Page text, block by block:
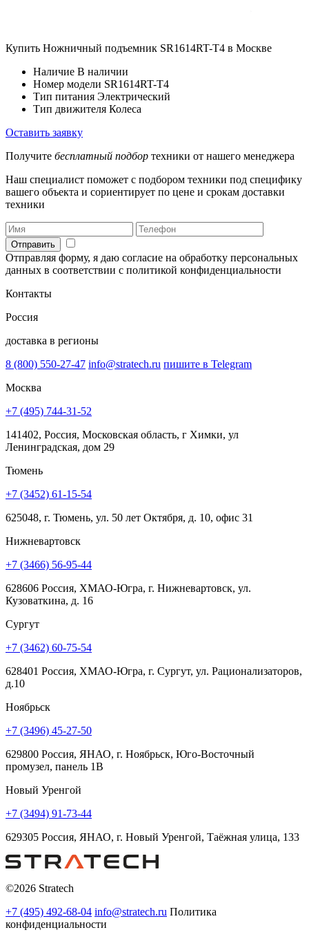
Купить Ножничный подъемник SR1614RT-Т4 в Москве
Наличие В наличии
Номер модели SR1614RT-Т4
Тип питания Электрический
Тип движителя Колеса
Оставить заявку
Получите бесплатный подбор техники от нашего менеджера
Наш специалист поможет с подбором техники под специфику
вашего объекта и сориентирует по цене и срокам доставки
техники
Отправить
Отправляя форму, я даю согласие на обработку персональных
данных в соответствии с политикой конфиденциальности
Контакты
Россия
доставка в регионы
8 (800) 550-27-47 info@stratech.ru пишите в Telegram
Москва
+7 (495) 744-31-52
141402, Россия, Московская область, г Химки, ул
Ленинградская, дом 29
Тюмень
+7 (3452) 61-15-54
625048, г. Тюмень, ул. 50 лет Октября, д. 10, офис 31
Нижневартовск
+7 (3466) 56-95-44
628606 Россия, ХМАО-Югра, г. Нижневартовск, ул.
Кузоваткина, д. 16
Сургут
+7 (3462) 60-75-54
628401 Россия, ХМАО-Югра, г. Сургут, ул. Рационализаторов,
д.10
Ноябрьск
+7 (3496) 45-27-50
629800 Россия, ЯНАО, г. Ноябрьск, Юго-Восточный
промузел, панель 1В
Новый Уренгой
+7 (3494) 91-73-44
629305 Россия, ЯНАО, г. Новый Уренгой, Таёжная улица, 133
©2026 Stratech
+7 (495) 492-68-04 info@stratech.ru Политика
конфиденциальности